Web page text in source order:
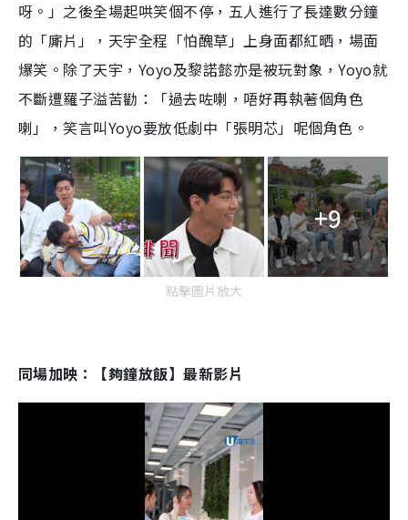
呀。」之後全場起哄笑個不停，五人進行了長達數分鐘
的「廝片」，天宇全程「怕醜草」上身面都紅晒，場面
爆笑。除了天宇，Yoyo及黎諾懿亦是被玩對象，Yoyo就
不斷遭羅子溢苦勸：「過去咗喇，唔好再執著個角色
喇」，笑言叫Yoyo要放低劇中「張明芯」呢個角色。
+9
點擊圖片放大
同場加映：【夠鐘放飯】最新影片